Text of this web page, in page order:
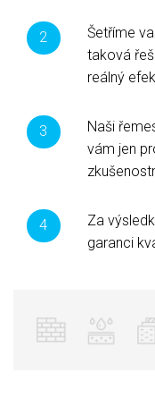
Šetříme
taková
reálný
Naši
vám jen
Za
garanci